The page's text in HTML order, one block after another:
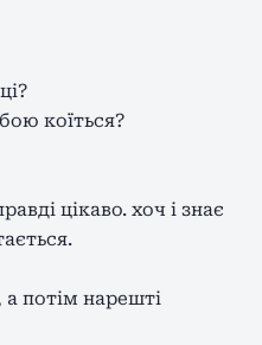
коїться?
цікаво. хоч і знає
потім нарешті